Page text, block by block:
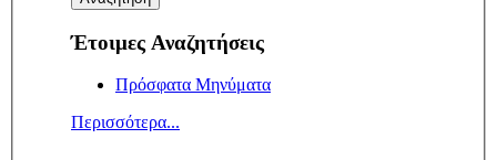
Έτοιμες Αναζητήσεις
Πρόσφατα Μηνύματα
Περισσότερα...